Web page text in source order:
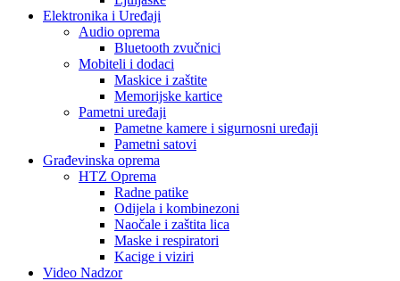
Elektronika i Uređaji
Audio oprema
Bluetooth zvučnici
Mobiteli i dodaci
Maskice i zaštite
Memorijske kartice
Pametni uređaji
Pametne kamere i sigurnosni uređaji
Pametni satovi
Građevinska oprema
HTZ Oprema
Radne patike
Odijela i kombinezoni
Naočale i zaštita lica
Maske i respiratori
Kacige i viziri
Video Nadzor